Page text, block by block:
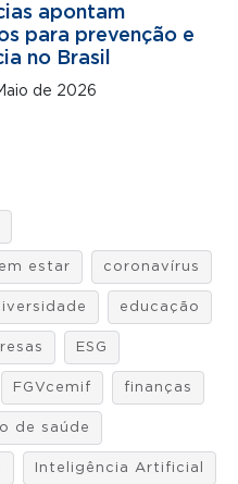
apontam
para prevenção e
no Brasil
de 2026
estar coronavírus
educação
ESG
FGVcemif finanças
de saúde
Inteligência Artificial